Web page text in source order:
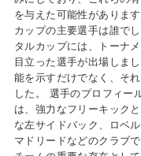
を与えた可能性がありま
カップの主要選手は誰で
タルカップには、トーナ
目立った選手が出場しま
能を示すだけでなく、そ
した。 選手のプロフィー
は、強力なフリーキック
な左サイドバック、ロベ
マドリードなどのクラブ